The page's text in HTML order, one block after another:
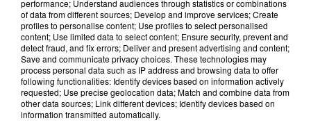
8h40
"Mayday Relay !" : du contrôle de
routine au sauvetage d'urgence de...
performance; Understand audiences through statistics or combinations
of data from different sources; Develop and improve services; Create
profiles to personalise content; Use profiles to select personalised
content; Use limited data to select content; Ensure security, prevent and
detect fraud, and fix errors; Deliver and present advertising and content;
Save and communicate privacy choices. These technologies may
process personal data such as IP address and browsing data to offer
following functionalities: Identify devices based on information actively
requested; Use precise geolocation data; Match and combine data from
other data sources; Link different devices; Identify devices based on
information transmitted automatically.